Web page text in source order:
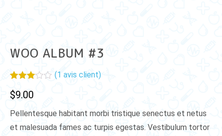
WOO ALBUM #3
3.00
basé
sur
notation
(1 avis client)
$9.00
Pellentesque habitant morbi tristique senectus et netus
et malesuada fames ac turpis egestas. Vestibulum tortor